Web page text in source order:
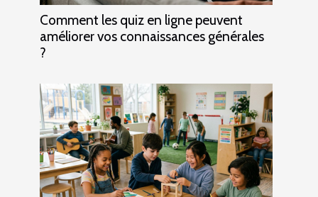
Comment les quiz en ligne peuvent
améliorer vos connaissances générales
?